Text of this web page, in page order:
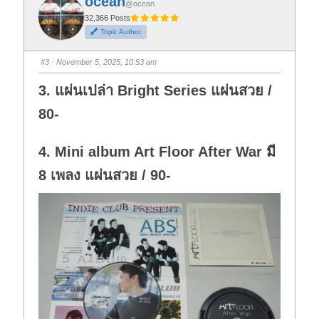
o
r
t
h
u
m
b
d
o
n
o
t
h
u
m
b
u
p
@ocean
32,366 Posts
Topic Author
#3 · November 5, 2025, 10:53 am
3. แผ่นเปล่า Bright Series แผ่นสวย /
80-
4. Mini album Art Floor After War มี
8 เพลง แผ่นสวย / 90-